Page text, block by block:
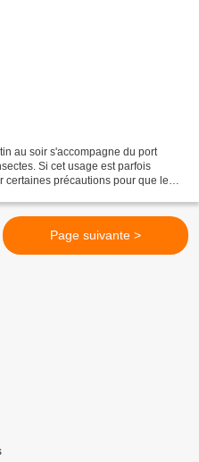
au soir s'accompagne du port
Si cet usage est parfois
certaines précautions pour que le
Page suivante >